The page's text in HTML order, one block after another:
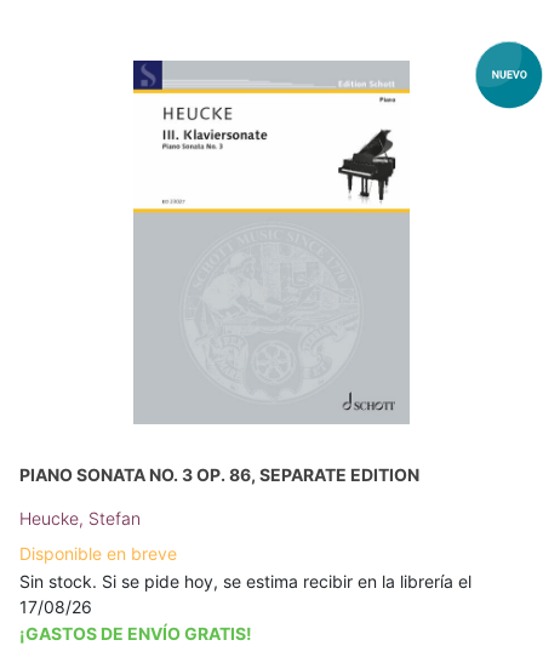
PIANO SONATA NO. 3 OP. 86, SEPARATE EDITION
Heucke, Stefan
Disponible en breve
Sin stock. Si se pide hoy, se estima recibir en la librería el
17/08/26
¡GASTOS DE ENVÍO GRATIS!